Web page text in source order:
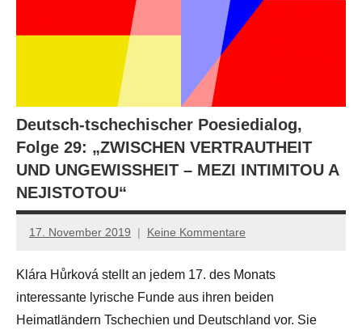
Deutsch-tschechischer Poesiedialog,
Folge 29: „ZWISCHEN VERTRAUTHEIT
UND UNGEWISSHEIT – MEZI INTIMITOU A
NEJISTOTOU“
17. November 2019
Anton
Leitner
Keine Kommentare
Klára Hůrková stellt an jedem 17. des Monats
interessante lyrische Funde aus ihren beiden
Heimatländern Tschechien und Deutschland vor. Sie